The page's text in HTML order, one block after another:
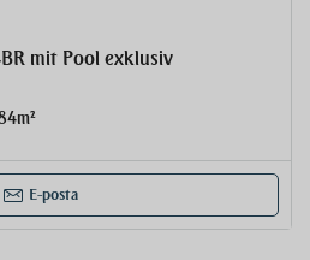
mit Pool exklusiv
m²
E-posta